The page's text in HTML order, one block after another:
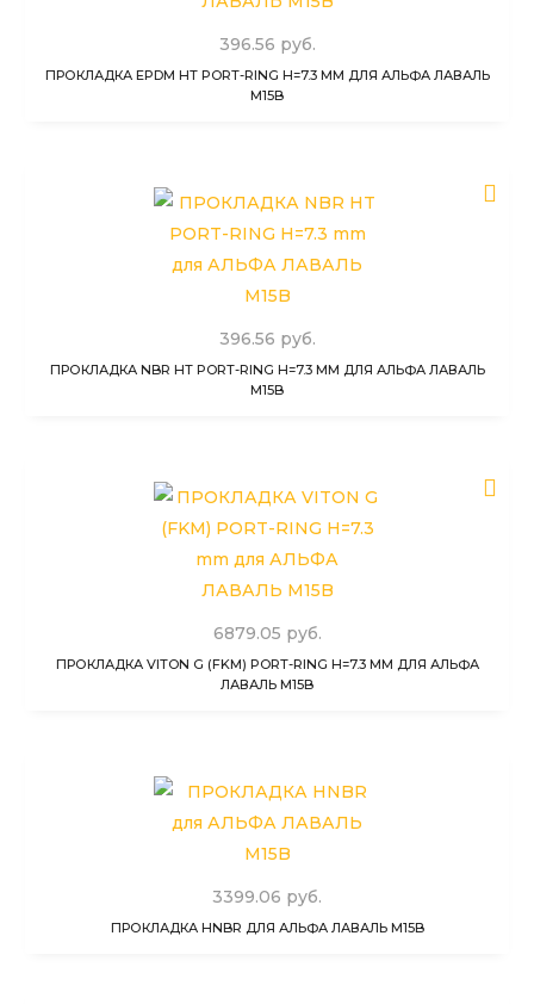
396.56 руб.
ПРОКЛАДКА EPDM HT PORT-RING H=7.3 MM ДЛЯ АЛЬФА ЛАВАЛЬ
M15B
396.56 руб.
ПРОКЛАДКА NBR HT PORT-RING H=7.3 MM ДЛЯ АЛЬФА ЛАВАЛЬ
M15B
6879.05 руб.
ПРОКЛАДКА VITON G (FKM) PORT-RING H=7.3 MM ДЛЯ АЛЬФА
ЛАВАЛЬ M15B
3399.06 руб.
ПРОКЛАДКА HNBR ДЛЯ АЛЬФА ЛАВАЛЬ M15B